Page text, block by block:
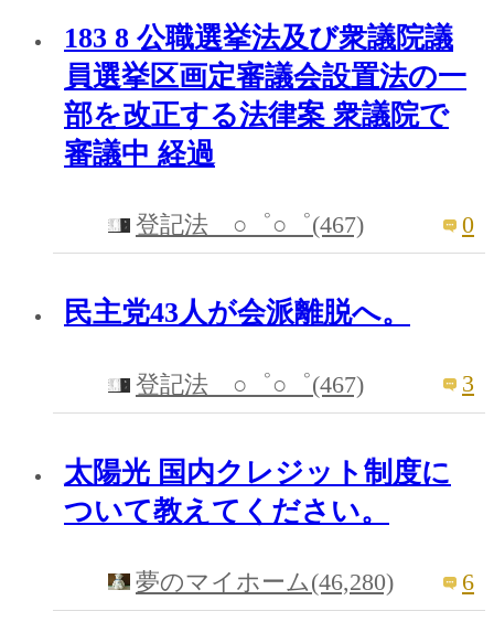
183 8 公職選挙法及び衆議院議
員選挙区画定審議会設置法の一
部を改正する法律案 衆議院で
審議中 経過
登記法 ○゜○゜(467) 0
民主党43人が会派離脱へ。
登記法 ○゜○゜(467) 3
太陽光 国内クレジット制度に
ついて教えてください。
夢のマイホーム(46,280) 6